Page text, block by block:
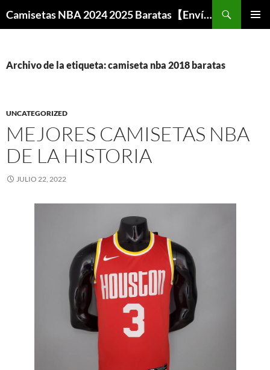
Camisetas NBA 2024 2025 Baratas【Envío Gratis】
Archivo de la etiqueta: camiseta nba 2018 baratas
UNCATEGORIZED
MEJORES CAMISETAS NBA
DE LA HISTORIA
JULIO 22, 2022